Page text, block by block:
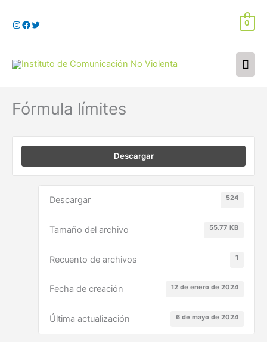
contenido
0
Fórmula límites
Descargar
Descargar 524
Tamaño del archivo 55.77 KB
Recuento de archivos 1
Fecha de creación 12 de enero de 2024
Última actualización 6 de mayo de 2024